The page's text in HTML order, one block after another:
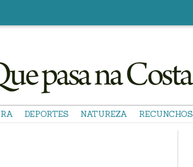
DEPORTES NATUREZA RECUNCHOS